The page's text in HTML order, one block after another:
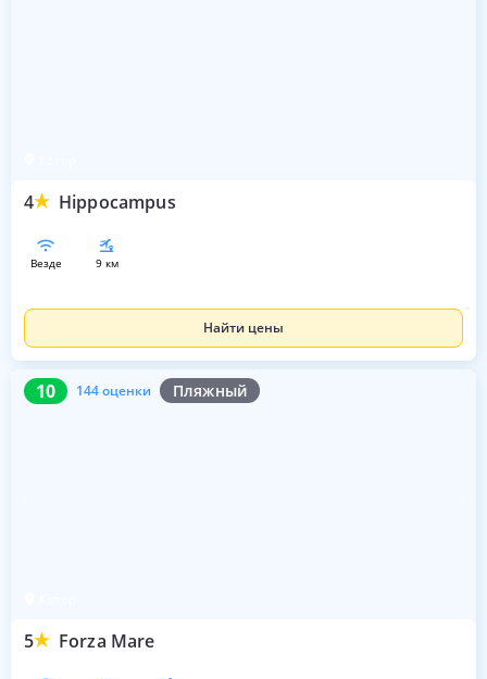
4 Hippocampus
везде 9 км
Найти цены
10 144 оценки Пляжный
5 Forza Mare
10 144 оценки